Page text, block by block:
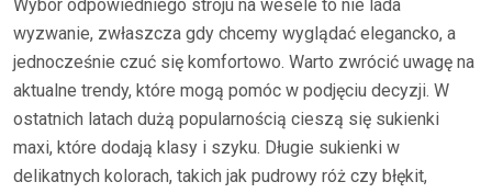
Wybór odpowiedniego stroju na wesele to nie lada
wyzwanie, zwłaszcza gdy chcemy wyglądać elegancko, a
jednocześnie czuć się komfortowo. Warto zwrócić uwagę na
aktualne trendy, które mogą pomóc w podjęciu decyzji. W
ostatnich latach dużą popularnością cieszą się sukienki
maxi, które dodają klasy i szyku. Długie sukienki w
delikatnych kolorach, takich jak pudrowy róż czy błękit,